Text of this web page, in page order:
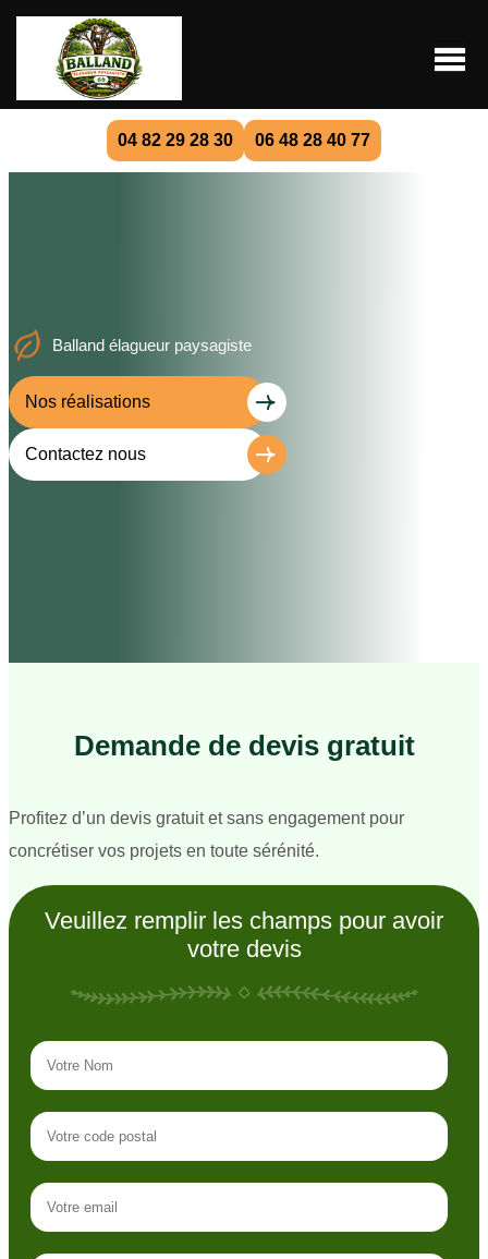
04 82 29 28 30 06 48 28 40 77
Balland élagueur paysagiste
Nos réalisations
Contactez nous
Demande de devis gratuit
Profitez d’un devis gratuit et sans engagement pour
concrétiser vos projets en toute sérénité.
Veuillez remplir les champs pour avoir
votre devis